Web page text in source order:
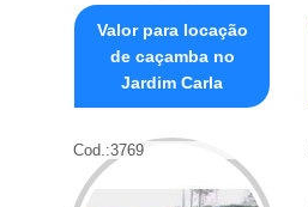
Valor para locação
de caçamba no
Jardim Carla
Cod.:3769